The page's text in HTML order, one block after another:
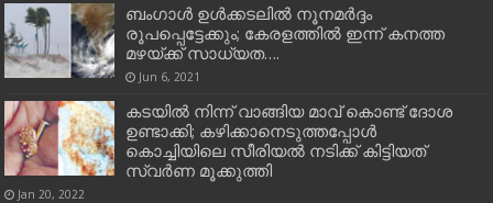
ബംഗാള്‍ ഉള്‍ക്കടലില്‍ നൂനമര്‍ദ്ദം
രൂപപ്പെട്ടേക്കും; കേരളത്തില്‍ ഇന്ന് കനത്ത
മഴയ്ക്ക് സാധ്യത….
Jun 6, 2021
കടയില്‍ നിന്ന് വാങ്ങിയ മാവ് കൊണ്ട് ദോശ
ഉണ്ടാക്കി; കഴിക്കാനെടുത്തപ്പോള്‍
കൊച്ചിയിലെ സീരിയല്‍ നടിക്ക് കിട്ടിയത്
സ്വര്‍ണ മൂക്കുത്തി
Jan 20, 2022